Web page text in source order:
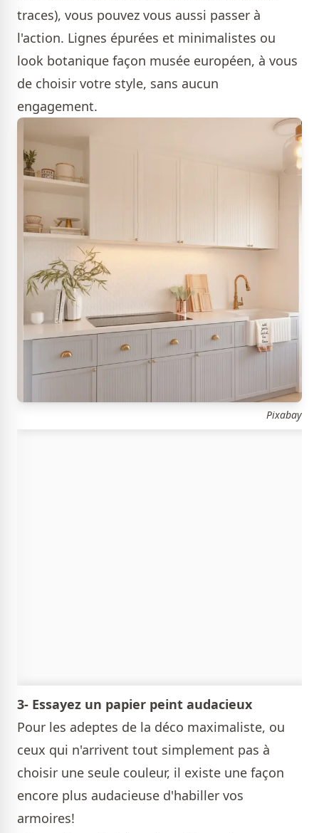
traces), vous pouvez vous aussi passer à
l'action. Lignes épurées et minimalistes ou
look botanique façon musée européen, à vous
de choisir votre style, sans aucun
engagement.
Pixabay
3- Essayez un papier peint audacieux
Pour les adeptes de la déco maximaliste, ou
ceux qui n'arrivent tout simplement pas à
choisir une seule couleur, il existe une façon
encore plus audacieuse d'habiller vos
armoires!